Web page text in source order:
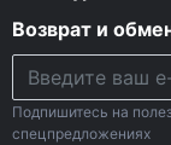
Возврат и
Подпишитесь на
спецпредложениях